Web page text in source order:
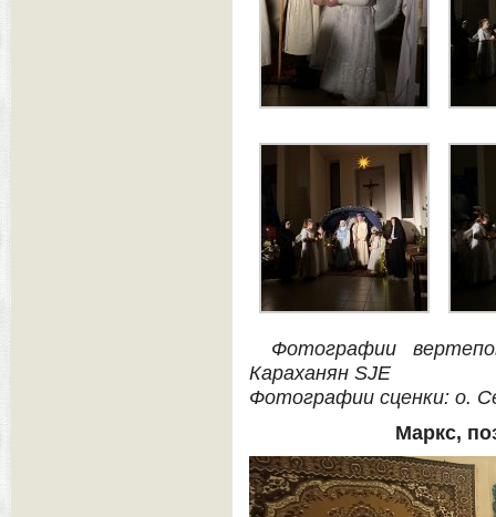
Фотографии
Караханян SJE
Фотографии сценки: о.
Маркс,